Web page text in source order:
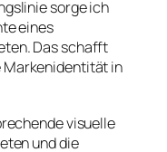
sorge ich
eines
Das schafft
Markenidentität in
visuelle
und die